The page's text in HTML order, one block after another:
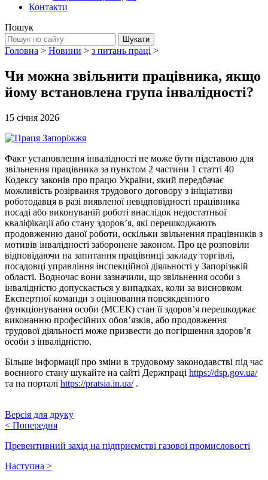
Контакти
Пошук
Головна > Новини > з питань праці >
Чи можна звільнити працівника, якщо
йому встановлена група інвалідності?
15 січня 2026
Факт установлення інвалідності не може бути підставою для
звільнення працівника за пунктом 2 частини 1 статті 40
Кодексу законів про працю України, який передбачає
можливість розірвання трудового договору з ініціативи
роботодавця в разі виявленої невідповідності працівника
посаді або виконуваній роботі внаслідок недостатньої
кваліфікації або стану здоров’я, які перешкоджають
продовженню даної роботи, оскільки звільнення працівників з
мотивів інвалідності заборонене законом. Про це розповіли
відповідаючи на запитання працівниці закладу торгівлі,
посадовці управління інспекційної діяльності у Запорізькій
області. Водночас вони зазначили, що звільнення особи з
інвалідністю допускається у випадках, коли за висновком
Експертної команди з оцінювання повсякденного
функціонування особи (МСЕК) стан її здоров’я перешкоджає
виконанню професійних обов’язків, або продовження
трудової діяльності може призвести до погіршення здоров’я
особи з інвалідністю.
Більше інформації про зміни в трудовому законодавстві під час
воєнного стану шукайте на сайті Держпраці https://dsp.gov.ua/
та на порталі https://pratsia.in.ua/.
Версія для друку
< Попередня
Превентивний захід на підприємстві газової промисловості
Наступна >